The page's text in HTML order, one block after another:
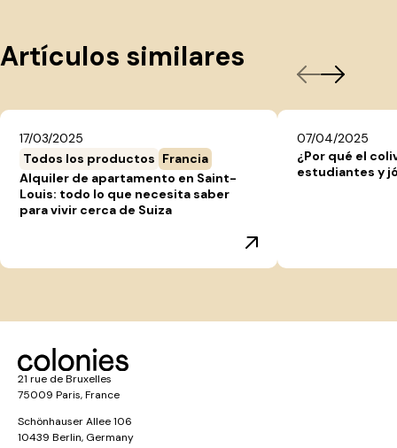
Artículos similares
17/03/2025
Todos los productos Francia
Alquiler de apartamento en Saint-
Louis: todo lo que necesita saber
para vivir cerca de Suiza
07/04/2025
¿Por qué el
estudiantes y
21 rue de Bruxelles
75009 Paris, France
Schönhauser Allee 106
10439 Berlin, Germany